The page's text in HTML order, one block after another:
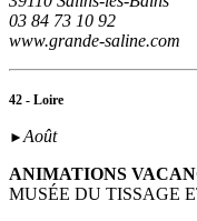
03 84 73 10 92
www.grande-saline.com
42 - Loire
►Août
ANIMATIONS
MUSÉE DU TISSAGE